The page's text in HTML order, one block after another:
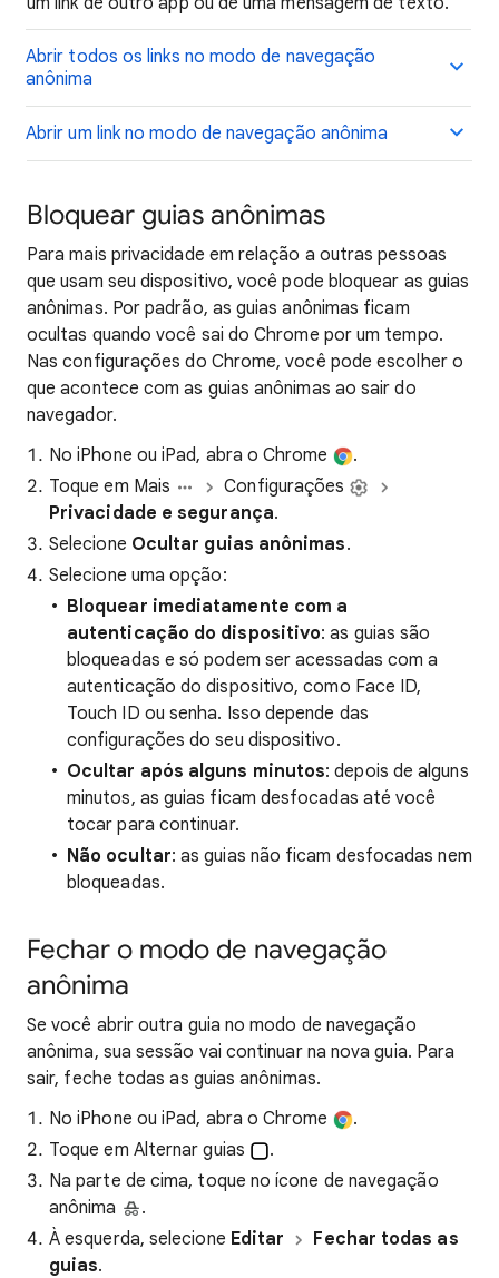
Abrir todos os links no modo de navegação
anônima
Abrir um link no modo de navegação anônima
Bloquear guias anônimas
Para mais privacidade em relação a outras pessoas
que usam seu dispositivo, você pode bloquear as guias
anônimas. Por padrão, as guias anônimas ficam
ocultas quando você sai do Chrome por um tempo.
Nas configurações do Chrome, você pode escolher o
que acontece com as guias anônimas ao sair do
navegador.
No iPhone ou iPad, abra o Chrome
.
Toque em Mais
Configurações
Privacidade e segurança.
Selecione Ocultar guias anônimas.
Selecione uma opção:
Bloquear imediatamente com a
autenticação do dispositivo: as guias são
bloqueadas e só podem ser acessadas com a
autenticação do dispositivo, como Face ID,
Touch ID ou senha. Isso depende das
configurações do seu dispositivo.
Ocultar após alguns minutos: depois de alguns
minutos, as guias ficam desfocadas até você
tocar para continuar.
Não ocultar: as guias não ficam desfocadas nem
bloqueadas.
Fechar o modo de navegação
anônima
Se você abrir outra guia no modo de navegação
anônima, sua sessão vai continuar na nova guia. Para
sair, feche todas as guias anônimas.
No iPhone ou iPad, abra o Chrome
.
Toque em Alternar guias
.
Na parte de cima, toque no ícone de navegação
anônima
.
À esquerda, selecione Editar
Fechar todas as
guias.